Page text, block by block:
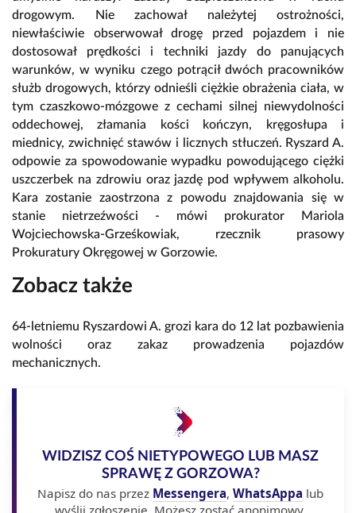
drogowym. Nie zachował należytej ostrożności,
niewłaściwie obserwował drogę przed pojazdem i nie
dostosował prędkości i techniki jazdy do panujących
warunków, w wyniku czego potrącił dwóch pracowników
służb drogowych, którzy odnieśli ciężkie obrażenia ciała, w
tym czaszkowo-mózgowe z cechami silnej niewydolności
oddechowej, złamania kości kończyn, kręgosłupa i
miednicy, zwichnięć stawów i licznych stłuczeń. Ryszard A.
odpowie za spowodowanie wypadku powodującego ciężki
uszczerbek na zdrowiu oraz jazdę pod wpływem alkoholu.
Kara zostanie zaostrzona z powodu znajdowania się w
stanie nietrzeźwości - mówi prokurator Mariola
Wojciechowska-Grześkowiak, rzecznik prasowy
Prokuratury Okręgowej w Gorzowie.
Zobacz także
64-letniemu Ryszardowi A. grozi kara do 12 lat pozbawienia
wolności oraz zakaz prowadzenia pojazdów
mechanicznych.
WIDZISZ COŚ NIETYPOWEGO LUB MASZ
SPRAWĘ Z GORZOWA?
Napisz do nas przez Messengera, WhatsAppa lub